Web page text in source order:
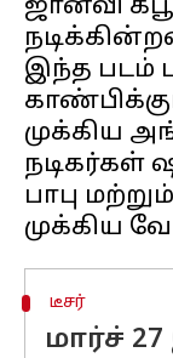
ஜான்வி
இந்த படம்
முக்கிய
நடிகர்கள்
பாபு
டீசர்
மார்ச்